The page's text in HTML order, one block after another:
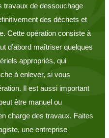
travaux de dessouchage
des déchets et
Cette opération consiste à
d’abord maîtriser quelques
appropriés, qui
à enlever, si vous
Il est aussi important
être manuel ou
charge des travaux. Faites
une entreprise